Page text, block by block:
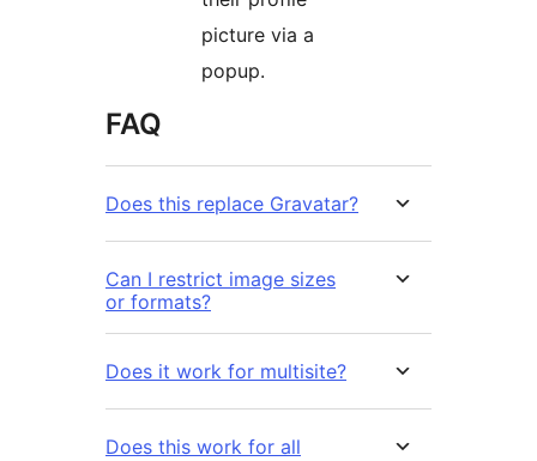
picture via a
popup.
FAQ
Does this replace Gravatar?
Can I restrict image sizes
or formats?
Does it work for multisite?
Does this work for all